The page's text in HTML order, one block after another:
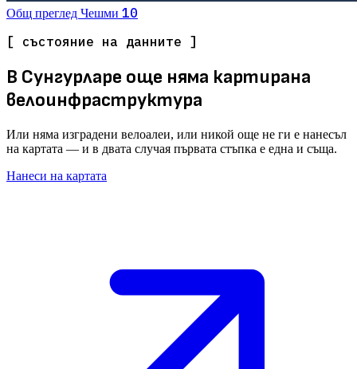
Общ преглед Чешми 10
[ състояние на данните ]
В Сунгурларе още няма картирана
велоинфраструктура
Или няма изградени велоалеи, или никой още не ги е нанесъл
на картата — и в двата случая първата стъпка е една и съща.
Нанеси на картата